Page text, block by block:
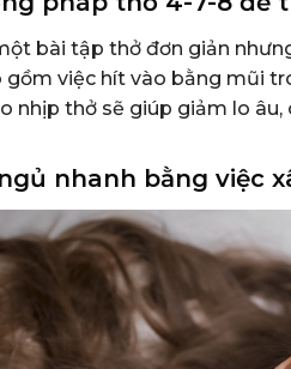
bài tập thở đơn giản
gồm việc hít vào bằng mũi
nhịp thở sẽ giúp giảm lo
nhanh bằng việc